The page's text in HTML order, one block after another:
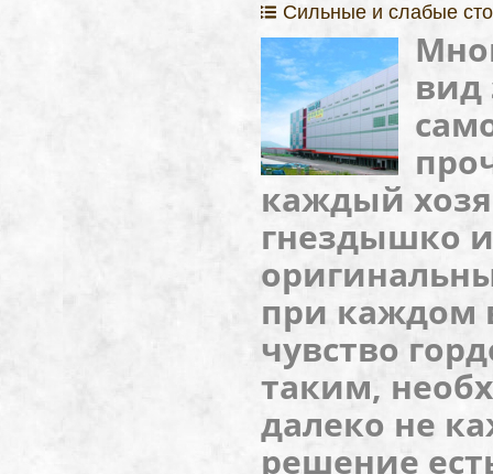
Сильные и слабые
вид
каждый
гнездышко
при каждом
чувство
таким,
далеко не
решение